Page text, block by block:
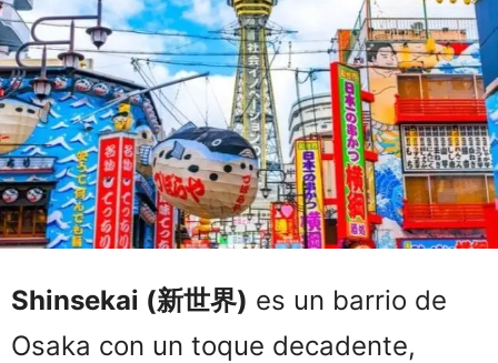
Shinsekai (新世界) es un barrio de
Osaka con un toque decadente,